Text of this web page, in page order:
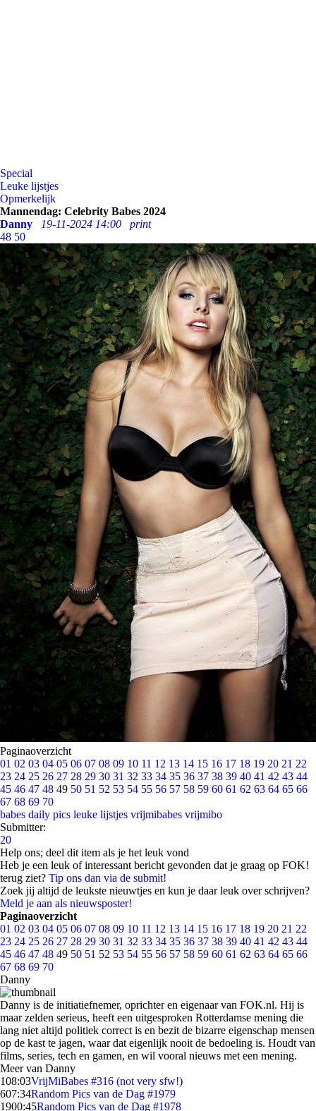
Special
Leuke lijstjes
Opmerkelijk
Mannendag: Celebrity Babes 2024
Danny
19-11-2024 14:00
print
48 50
Paginaoverzicht
01 02 03 04 05 06 07 08 09 10 11 12 13 14 15 16 17 18 19 20 21 22
23 24 25 26 27 28 29 30 31 32 33 34 35 36 37 38 39 40 41 42 43 44
45 46 47 48 49 50 51 52 53 54 55 56 57 58 59 60 61 62 63 64 65 66
67 68 69 70
babes daily pics leuke lijstjes vrijmibabes vrijmibo
Submitter:
20
Help ons; deel dit item als je het leuk vond
Heb je een leuk of interessant bericht gevonden dat je graag op FOK!
terug ziet? Tip ons dan via de submit!
Zoek jij altijd de leukste nieuwtjes en kun je daar leuk over schrijven?
Meld je aan als nieuwsposter!
Paginaoverzicht
01 02 03 04 05 06 07 08 09 10 11 12 13 14 15 16 17 18 19 20 21 22
23 24 25 26 27 28 29 30 31 32 33 34 35 36 37 38 39 40 41 42 43 44
45 46 47 48 49 50 51 52 53 54 55 56 57 58 59 60 61 62 63 64 65 66
67 68 69 70
Danny
Danny is de initiatiefnemer, oprichter en eigenaar van FOK.nl. Hij is
maar zelden serieus, heeft een uitgesproken Rotterdamse mening die
lang niet altijd politiek correct is en bezit de bizarre eigenschap mensen
op de kast te jagen, waar dat eigenlijk nooit de bedoeling is. Houdt van
films, series, tech en gamen, en wil vooral nieuws met een mening.
Meer van Danny
108:03VrijMiBabes #316 (not very sfw!)
607:34Random Pics van de Dag #1979
1900:45Random Pics van de Dag #1978